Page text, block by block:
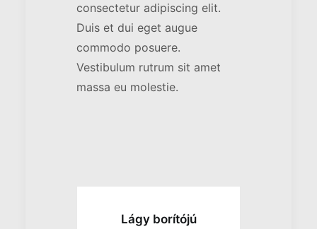
consectetur adipiscing elit.
Duis et dui eget augue
commodo posuere.
Vestibulum rutrum sit amet
massa eu molestie.
Lágy borítójú